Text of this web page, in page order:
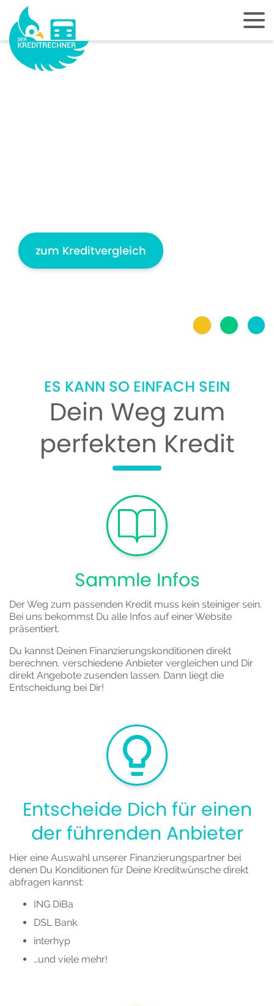
zum Kreditvergleich
ES KANN SO EINFACH SEIN
Dein Weg zum
perfekten Kredit
Sammle Infos
Der Weg zum passenden Kredit muss kein steiniger sein.
Bei uns bekommst Du alle Infos auf einer Website
präsentiert.
Du kannst Deinen Finanzierungskonditionen direkt
berechnen, verschiedene Anbieter vergleichen und Dir
direkt Angebote zusenden lassen. Dann liegt die
Entscheidung bei Dir!
Entscheide Dich für einen
der führenden Anbieter
Hier eine Auswahl unserer Finanzierungspartner bei
denen Du Konditionen für Deine Kreditwünsche direkt
abfragen kannst:
ING DiBa
DSL Bank
interhyp
…und viele mehr!